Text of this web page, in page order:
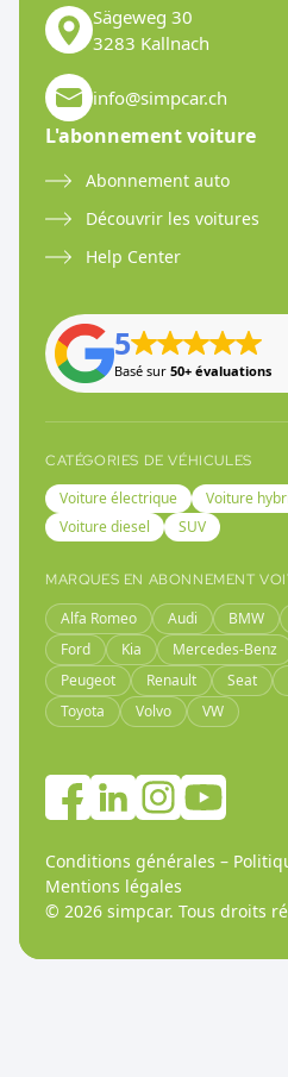
Sägeweg 30
3283 Kallnach
info@simpcar.ch
L'abonnement voiture
Abonnement auto
Découvrir les voitures
Help Center
5
Basé sur 50+ évaluations
CATÉGORIES DE VÉHICULES
Voiture électrique Voiture
Voiture diesel
SUV
MARQUES EN ABONNEMENT
Alfa Romeo Audi BMW
Ford
Kia Mercedes-Benz
Peugeot
Renault Seat
Toyota
Volvo VW
Conditions générales –
Mentions légales
© 2026 simpcar. Tous droits